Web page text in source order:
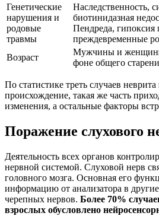
Генетические
нарушения и
родовые
травмы
Наследственность,
биотинидазная
Пендреда, гипоксия
преждевременные
Возраст
Мужчины и
фоне общего
По статистике треть случаев
происхождение, такая же часть
изменения, а остальные факторы
Поражение слухового
Деятельность всех органов
нервной системой. Слуховой нерв
головного мозга. Основная его
информацию от анализатора в
черепных нервов. Более 70%
взрослых обусловлено